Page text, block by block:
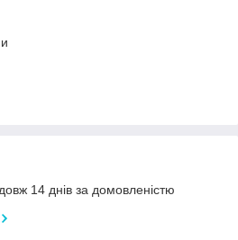
14 днів за домовленістю